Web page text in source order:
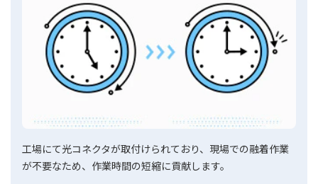
工場にて光コネクタが取付けられており、現場での融着作業
が不要なため、作業時間の短縮に貢献します。